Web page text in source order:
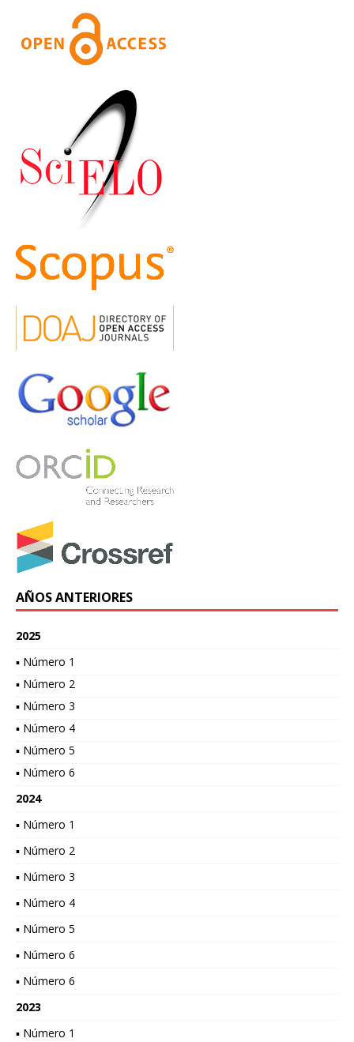
AÑOS ANTERIORES
2025
▪ Número 1
▪ Número 2
▪ Número 3
▪ Número 4
▪ Número 5
▪ Número 6
2024
▪ Número 1
▪ Número 2
▪ Número 3
▪ Número 4
▪ Número 5
▪ Número 6
▪ Número 6
2023
▪ Número 1